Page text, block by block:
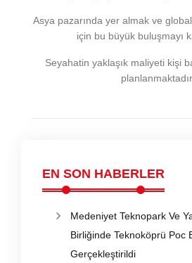
Asya pazarında yer almak ve
için bu büyük buluşmayı
Seyahatin yaklaşık maliyeti kişi
planlanmaktadır.
EN SON HABERLER
Medeniyet Teknopark Ve
Birliğinde Teknoköprü Poc
Gerçekleştirildi